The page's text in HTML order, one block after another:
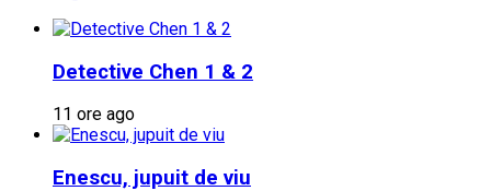
Detective Chen 1 & 2
11 ore ago
Enescu, jupuit de viu